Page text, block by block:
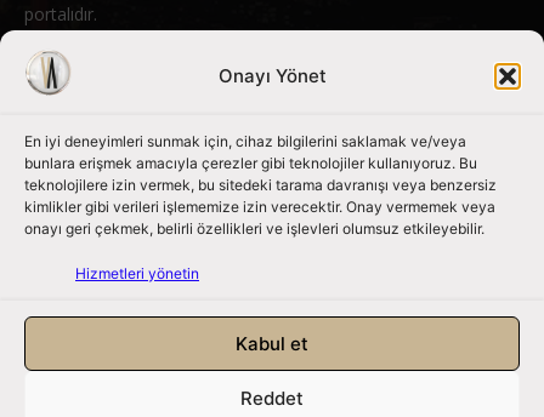
Onayı Yönet
En iyi deneyimleri sunmak için, cihaz bilgilerini saklamak ve/veya
bunlara erişmek amacıyla çerezler gibi teknolojiler kullanıyoruz. Bu
teknolojilere izin vermek, bu sitedeki tarama davranışı veya benzersiz
kimlikler gibi verileri işlememize izin verecektir. Onay vermemek veya
onayı geri çekmek, belirli özellikleri ve işlevleri olumsuz etkileyebilir.
Hizmetleri yönetin
Kabul et
Reddet
portalıdır.
Bizimle iletişime geçin: info@nouvart.net
Bizi Takip Edin